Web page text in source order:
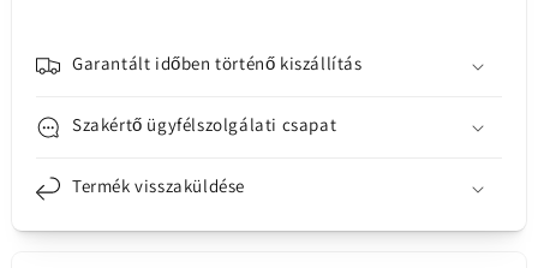
Garantált időben történő kiszállítás
Szakértő ügyfélszolgálati csapat
Termék visszaküldése